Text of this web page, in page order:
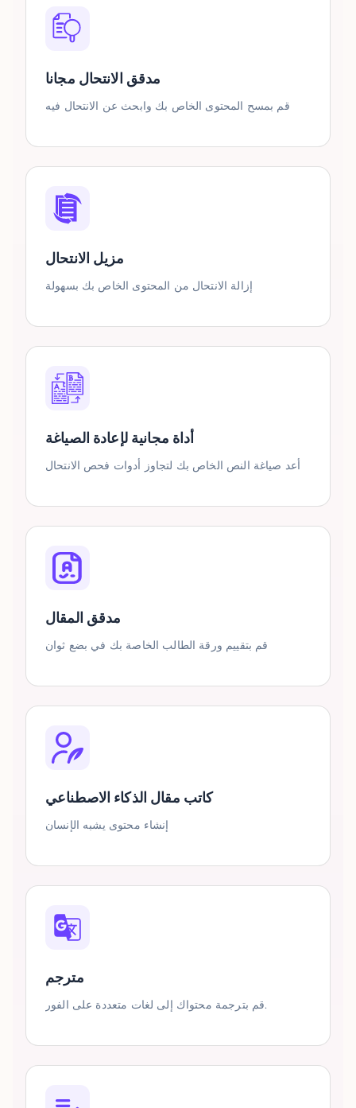
مدقق الانتحال مجانا
قم بمسح المحتوى الخاص بك وابحث عن الانتحال فيه
مزيل الانتحال
إزالة الانتحال من المحتوى الخاص بك بسهولة
أداة مجانية لإعادة الصياغة
أعد صياغة النص الخاص بك لتجاوز أدوات فحص الانتحال
مدقق المقال
قم بتقييم ورقة الطالب الخاصة بك في بضع ثوان
كاتب مقال الذكاء الاصطناعي
إنشاء محتوى يشبه الإنسان
مترجم
قم بترجمة محتواك إلى لغات متعددة على الفور.